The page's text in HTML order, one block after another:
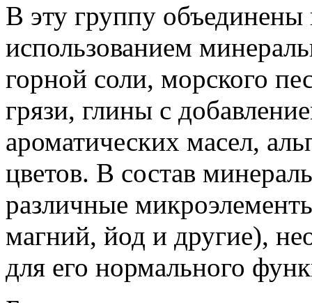
В эту группу
использованием
горной соли, морского
грязи, глины с
ароматических масел,
цветов. В состав
различные
магний, йод и другие),
для его нормального